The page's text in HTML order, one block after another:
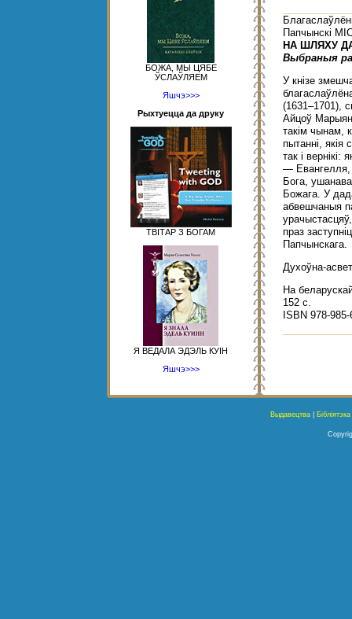
БОЖА, МЫ ЦЯБЕ
ЎСЛАЎЛЯЕМ
Яшчэ>>>
Рыхтуецца да друку
ТВІТАР З БОГАМ
Я ВЕДАЛА ЭДЭЛЬ КУІН
Яшчэ>>>
Папчынскі
НА ШЛЯХУ
Выбраныя
У кнізе
(1631–1701),
Айцоў
такім чынам,
пытанні,
так і вернікі:
— Евангелля,
Бога,
Божага. У
абвешчаныя
праз
Папчынскага.
Духоўна-
На
152 с.
ISBN 978-
Выдавецтва| Бібліятэка